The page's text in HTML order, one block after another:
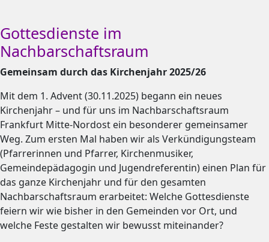
Gottesdienste im
Nachbarschaftsraum
Gemeinsam durch das Kirchenjahr 2025/26
Mit dem 1. Advent (30.11.2025) begann ein neues
Kirchenjahr – und für uns im Nachbarschaftsraum
Frankfurt Mitte-Nordost ein besonderer gemeinsamer
Weg. Zum ersten Mal haben wir als Verkündigungsteam
(Pfarrerinnen und Pfarrer, Kirchenmusiker,
Gemeindepädagogin und Jugendreferentin) einen Plan für
das ganze Kirchenjahr und für den gesamten
Nachbarschaftsraum erarbeitet: Welche Gottesdienste
feiern wir wie bisher in den Gemeinden vor Ort, und
welche Feste gestalten wir bewusst miteinander?